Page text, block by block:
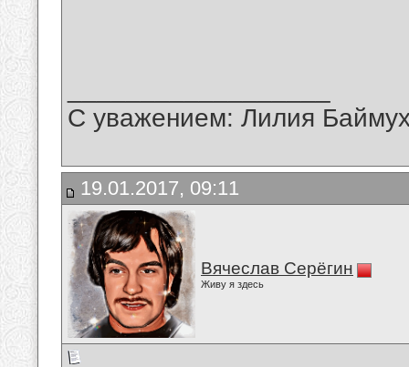
С уважением: Лилия
19.01.2017, 09:11
Вячеслав Серёгин
Живу я здесь